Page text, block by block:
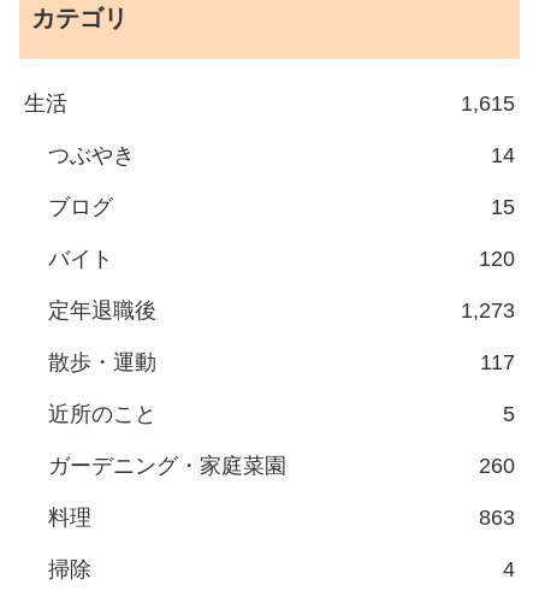
カテゴリ
生活 1,615
つぶやき 14
ブログ 15
バイト 120
定年退職後 1,273
散歩・運動 117
近所のこと 5
ガーデニング・家庭菜園 260
料理 863
掃除 4